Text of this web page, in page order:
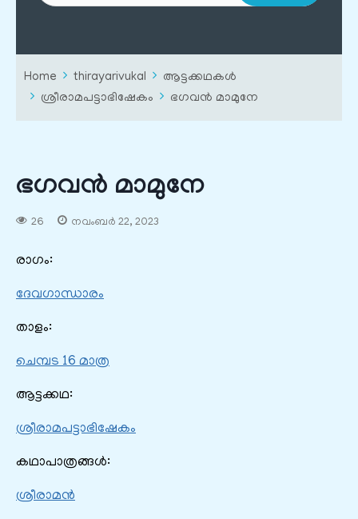
Home thirayarivukal
ആട്ടക്കഥകൾ
ശ്രീരാമപട്ടാഭിഷേകം
ഭഗവൻ മാമുനേ
ഭഗവൻ മാമുനേ
26 നവംബർ 22, 2023
രാഗം:
ദേവഗാന്ധാരം
താളം:
ചെമ്പട 16 മാത്ര
ആട്ടക്കഥ:
ശ്രീരാമപട്ടാഭിഷേകം
കഥാപാത്രങ്ങൾ:
ശ്രീരാമൻ